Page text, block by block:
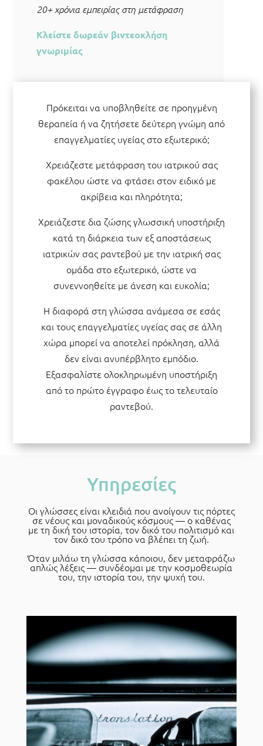
20+ χρόνια εμπειρίας στη μετάφραση
Κλείστε δωρεάν βιντεοκλήση
γνωριμίας
Πρόκειται να υποβληθείτε σε προηγμένη
θεραπεία ή να ζητήσετε δεύτερη γνώμη από
επαγγελματίες υγείας στο εξωτερικό;
Χρειάζεστε μετάφραση του ιατρικού σας
φακέλου ώστε να φτάσει στον ειδικό με
ακρίβεια και πληρότητα;
Χρειάζεστε δια ζώσης γλωσσική υποστήριξη
κατά τη διάρκεια των εξ αποστάσεως
ιατρικών σας ραντεβού με την ιατρική σας
ομάδα στο εξωτερικό, ώστε να
συνεννοηθείτε με άνεση και ευκολία;
Η διαφορά στη γλώσσα ανάμεσα σε εσάς
και τους επαγγελματίες υγείας σας σε άλλη
χώρα μπορεί να αποτελεί πρόκληση, αλλά
δεν είναι ανυπέρβλητο εμπόδιο.
Εξασφαλίστε ολοκληρωμένη υποστήριξη
από το πρώτο έγγραφο έως το τελευταίο
ραντεβού.
Υπηρεσίες
Οι γλώσσες είναι κλειδιά που ανοίγουν τις πόρτες
σε νέους και μοναδικούς κόσμους — ο καθένας
με τη δική του ιστορία, τον δικό του πολιτισμό και
τον δικό του τρόπο να βλέπει τη ζωή.
Όταν μιλάω τη γλώσσα κάποιου, δεν μεταφράζω
απλώς λέξεις — συνδέομαι με την κοσμοθεωρία
του, την ιστορία του, την ψυχή του.